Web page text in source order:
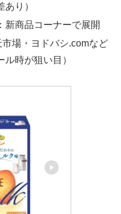
り）
新商品コーナーで展開
場・ヨドバシ.comなど
時が狙い目）